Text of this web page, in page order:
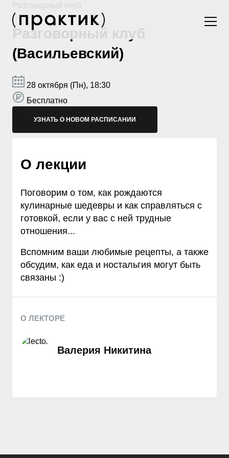
Разговорный клуб
(Васильевский)
28 октября (Пн), 18:30
Бесплатно
УЗНАТЬ О НОВОМ РАСПИСАНИИ
О лекции
Поговорим о том, как рождаются
кулинарные шедевры и как справляться с
готовкой, если у вас с ней трудные
отношения...
Вспомним ваши любимые рецепты, а также
обсудим, как еда и ностальгия могут быть
связаны :)
О ЛЕКТОРЕ
Валерия Никитина